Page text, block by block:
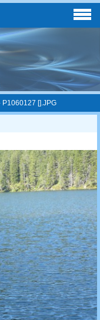
P1060127 [].JPG